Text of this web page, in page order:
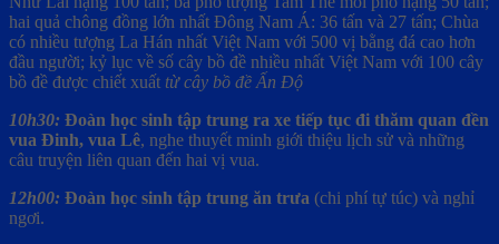
hai quả chông đồng lớn nhất Đông Nam Á: 36 tấn và 27 tấn; Chùa
có nhiều tượng La Hán nhất Việt Nam với 500 vị bằng đá cao hơn
đầu người; kỷ lục về số cây bồ đề nhiều nhất Việt Nam với 100 cây
bồ đề được chiết xuất từ cây bồ đề Ấn Độ
10h30: Đoàn học sinh tập trung ra xe tiếp tục đi thăm quan đền
vua Đinh, vua Lê, nghe thuyết minh giới thiệu lịch sử và những
câu truyện liên quan đến hai vị vua.
12h00: Đoàn học sinh tập trung ăn trưa (chi phí tự túc) và nghỉ
ngơi.